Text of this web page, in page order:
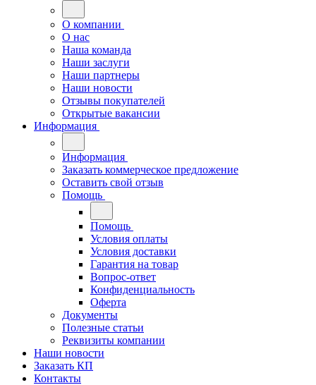
О компании
О нас
Наша команда
Наши заслуги
Наши партнеры
Наши новости
Отзывы покупателей
Открытые вакансии
Информация
Информация
Заказать коммерческое предложение
Оставить свой отзыв
Помощь
Помощь
Условия оплаты
Условия доставки
Гарантия на товар
Вопрос-ответ
Конфиденциальность
Оферта
Документы
Полезные статьи
Реквизиты компании
Наши новости
Заказать КП
Контакты